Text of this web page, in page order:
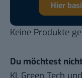
Hier
Keine Produkte
Du möchtest